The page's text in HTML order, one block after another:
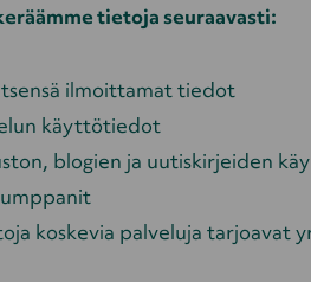
tietoja seuraavasti:
ilmoittamat tiedot
käyttötiedot
blogien ja uutiskirjeiden
koskevia palveluja tarjoavat